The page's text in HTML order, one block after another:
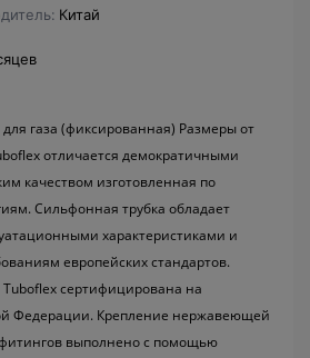
Китай
газа (фиксированная) Размеры от
отличается демократичными
качеством изготовленная по
Сильфонная трубка обладает
характеристиками и
европейских стандартов.
сертифицирована на
Федерации. Крепление нержавеющей
выполнено с помощью